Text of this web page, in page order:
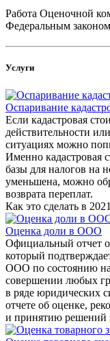
Работа Оценочной
Федеральным
Услуги
Оспаривание
Если кадастровая
действительности
ситуациях можно
Именно кадастровая
базы для налогов на
уменьшена, можно
возврата переплат.
Как это сделать в
Оценка доли в ООО
Официальный отчет
который
ООО по состоянию на
совершении любых
в ряде юридических
отчете об оценке,
и принятию решений